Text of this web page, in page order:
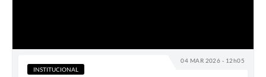
04 MAR 2026 - 12h05
INSTITUCIONAL